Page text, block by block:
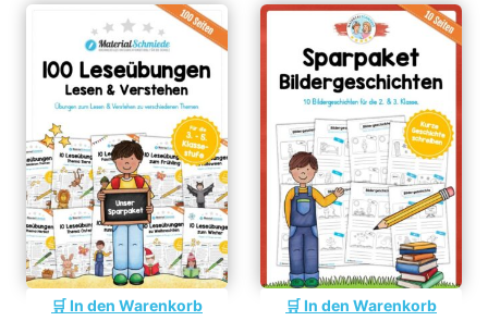
In den Warenkorb In den Warenkorb